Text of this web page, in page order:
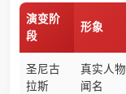
演变阶
段
形象
圣尼古
拉斯
真实人
闻名